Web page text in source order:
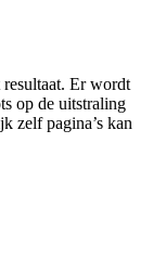
Er wordt
op de uitstraling
zelf pagina’s kan